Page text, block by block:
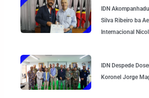
IDN
Silva Ribeiro ba
Internacional
IDN Despede
Koronel Jorge